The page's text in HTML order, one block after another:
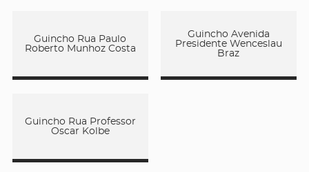
Guincho Rua Paulo
Roberto Munhoz Costa
Guincho Avenida
Presidente Wenceslau
Braz
Guincho Rua Professor
Oscar Kolbe